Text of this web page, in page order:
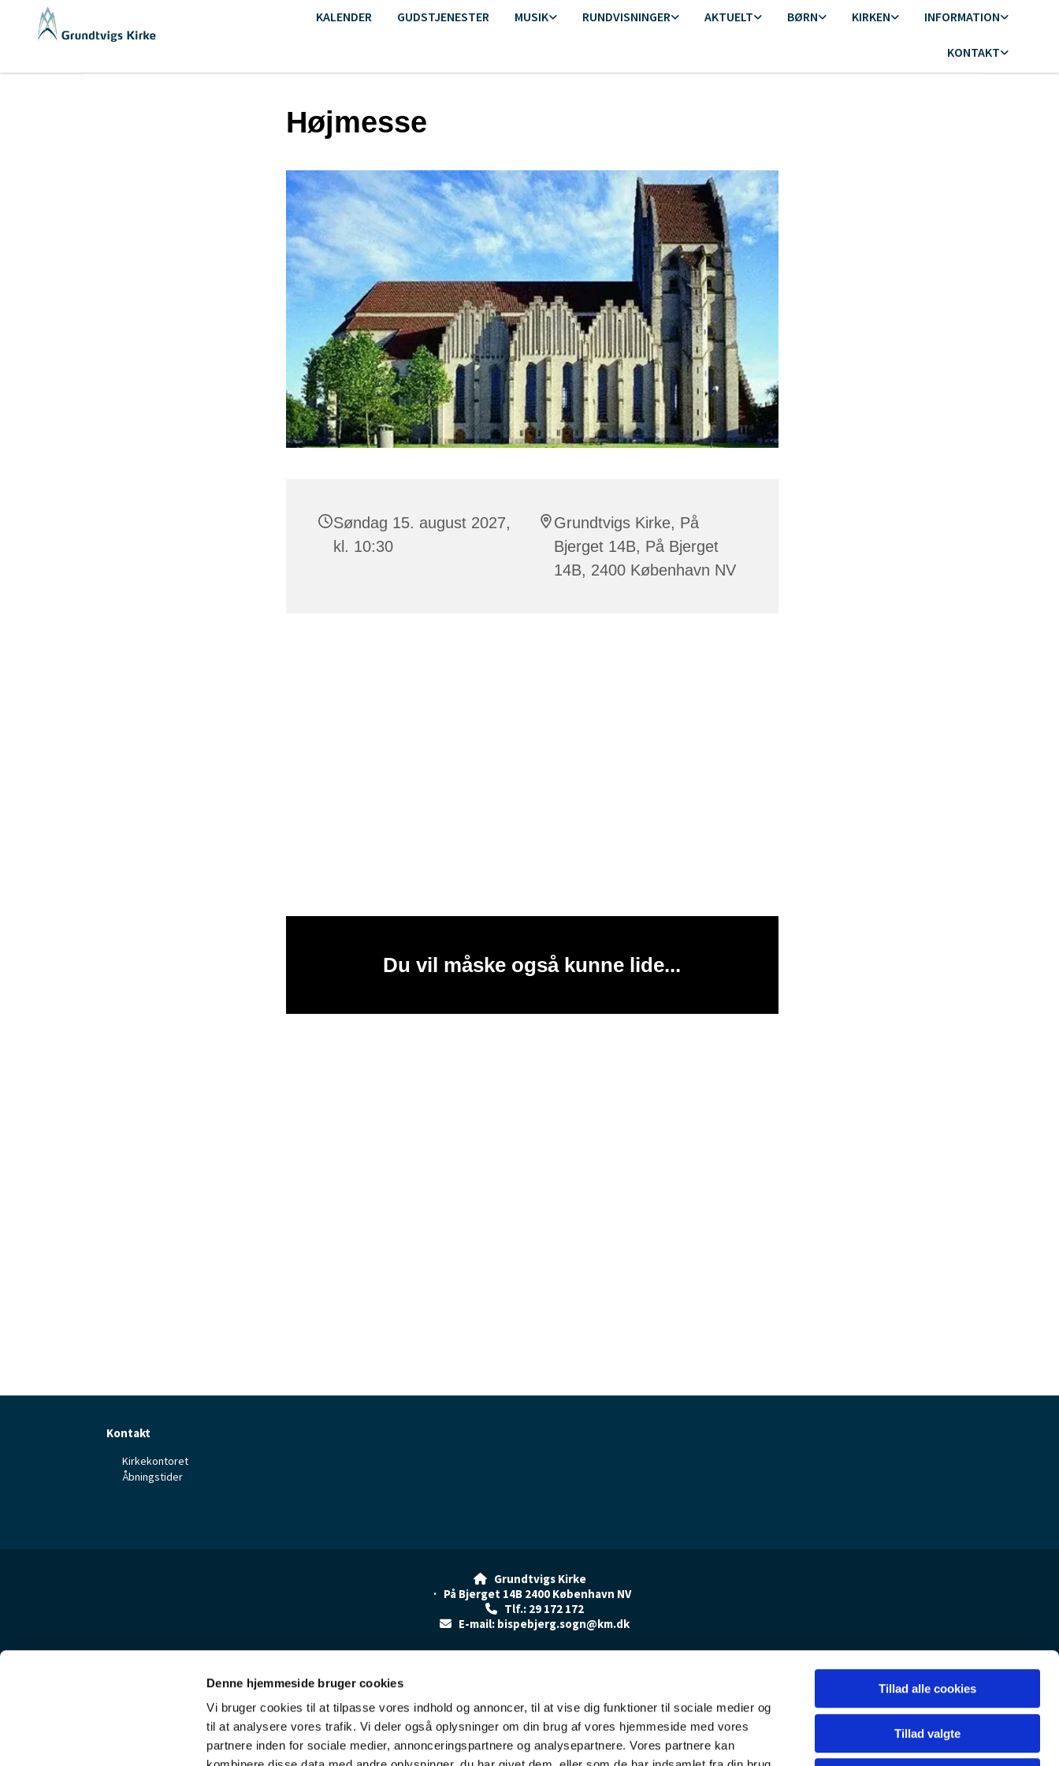
Denne hjemmeside bruger cookies
Vi bruger cookies til at tilpasse vores indhold og annoncer, til at vise dig funktioner til sociale medier og
til at analysere vores trafik. Vi deler også oplysninger om din brug af vores hjemmeside med vores
partnere inden for sociale medier, annonceringspartnere og analysepartnere. Vores partnere kan
Tillad alle cookies
Tillad valgte
KALENDER GUDSTJENESTER MUSIK RUNDVISNINGER AKTUELT BØRN KIRKEN INFORMATION
KONTAKT
Højmesse
Søndag 15. august 2027,
kl. 10:30
Grundtvigs Kirke, På
Bjerget 14B, På Bjerget
14B, 2400 København NV
Du vil måske også kunne lide...
Kontakt
Kirkekontoret
Åbningstider
Grundtvigs Kirke
· På Bjerget 14B 2400 København NV
Tlf.: 29 172 172
E-mail: bispebjerg.sogn@km.dk
Kontakt Cookiepolitik Tilgængelighedserklæring